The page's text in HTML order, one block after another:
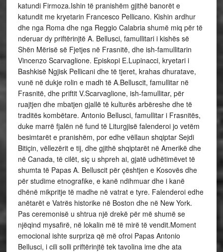
katundi Firmoza.Ishin të pranishëm gjithë banorët e
katundit me kryetarin Francesco Pellicano. Kishin ardhur
dhe nga Roma dhe nga Reggio Calabria shumë miq për të
nderuar dy priftërinjtë A. Bellusci, famullitari i kishës së
Shën Mërisë së Fjetjes në Frasnitë, dhe ish-famullitarin
Vincenzo Scarvaglione. Episkopi E.Lupinacci, kryetari i
Bashkisë Ngjisk Pellicani dhe të tjeret, krahas dhuratave,
vunë në dukje rolin e madh të A.Belluscit, famullitar në
Frasnitë, dhe priftit V.Scarvaglione, ish-famullitar, për
ruajtjen dhe mbatjen gjallë të kulturës arbëreshe dhe të
traditës kombëtare. Antonio Bellusci, famullitar i Frasnitës,
duke marrë fjalën në fund të Liturgjisë falenderoi jo vetëm
besimtarët e pranishëm, por edhe vëllaun shqiptar Sejdi
Bitiçin, vëllezërit e tij, dhe gjithë shqiptarët në Amerikë dhe
në Canada, të cilët, siç u shpreh ai, gjatë udhëtimëvet të
shumta të Papas A. Belluscit për çështjen e Kosovës dhe
për studime etnografike, e kanë ndihmuar dhe i kanë
dhënë mikpritje të madhe në vatrat e tyre. Falenderoi edhe
anëtarët e Vatrës historike në Boston dhe në New York.
Pas ceremonisë u shtrua një drekë për më shumë se
njëqind mysafirë, në lokalin më të mirë të vendit.Moment
emocional ishte surpriza që më ofroi Papas Antonio
Bellusci, i cili solli priftërinjtë tek tavolina ime dhe ata